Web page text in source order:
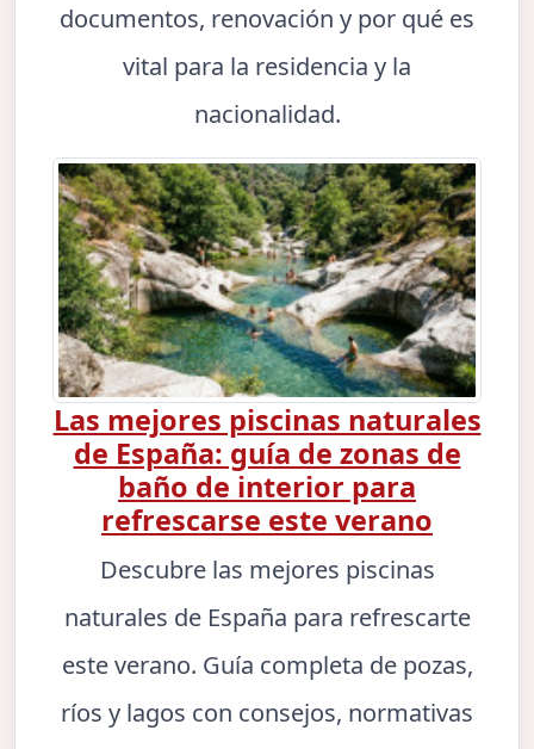
documentos, renovación y por qué es
vital para la residencia y la
nacionalidad.
Las mejores piscinas naturales
de España: guía de zonas de
baño de interior para
refrescarse este verano
Descubre las mejores piscinas
naturales de España para refrescarte
este verano. Guía completa de pozas,
ríos y lagos con consejos, normativas